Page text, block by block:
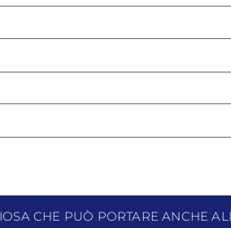
CHE PUÒ PORTARE ANCHE